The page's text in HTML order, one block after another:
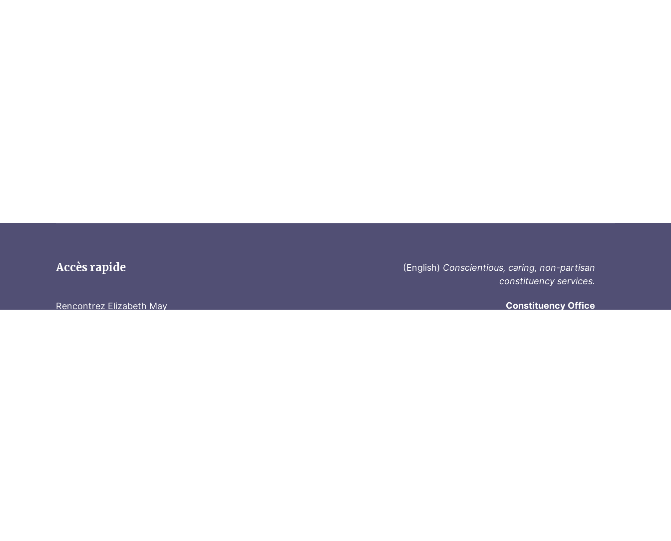
Accès rapide
Rencontrez Elizabeth May
(English) Conscientious, caring, non-partisan
constituency services.
Constituency Office